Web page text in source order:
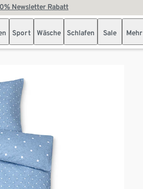
Newsletter Rabatt
Sport Wäsche Schlafen Sale Mehr